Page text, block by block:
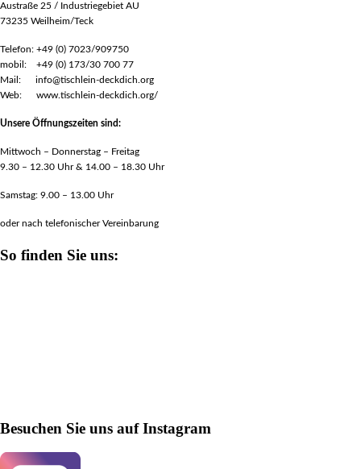
Austraße 25 / Industriegebiet AU
73235 Weilheim/Teck
Telefon: +49 (0) 7023/909750
mobil: +49 (0) 173/30 700 77
Mail: info@tischlein-deckdich.org
Web: www.tischlein-deckdich.org/
Unsere Öffnungszeiten sind:
Mittwoch – Donnerstag – Freitag
9.30 – 12.30 Uhr & 14.00 – 18.30 Uhr
Samstag: 9.00 – 13.00 Uhr
oder nach telefonischer Vereinbarung
So finden Sie uns:
Besuchen Sie uns auf Instagram